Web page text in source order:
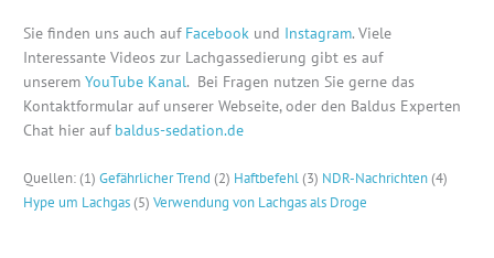
Sie finden uns auch auf Facebook und Instagram. Viele
Interessante Videos zur Lachgassedierung gibt es auf
unseremYouTube Kanal. Bei Fragen nutzen Sie gerne das
Kontaktformular auf unserer Webseite, oder den Baldus Experten
Chat hier auf baldus-sedation.de
Quellen: (1)Gefährlicher Trend (2) Haftbefehl (3) NDR-Nachrichten (4)
Hype um Lachgas (5)Verwendung von Lachgas als Droge